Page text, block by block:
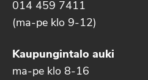
014 459 7411
(ma-pe klo 9-12)
Kaupungintalo auki
ma-pe klo 8-16